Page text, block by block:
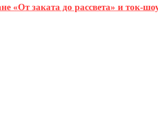
«От заката до рассвета» и ток-